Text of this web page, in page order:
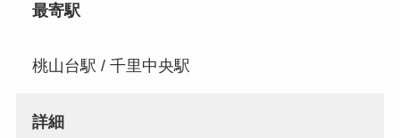
最寄駅
桃山台駅 / 千里中央駅
詳細